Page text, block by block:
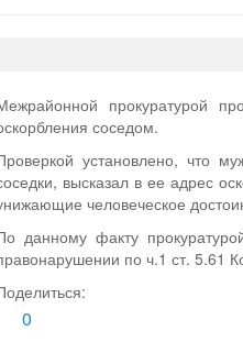
прокуратурой
соседом.
установлено, что
высказал в ее адрес
человеческое
данному факту
по ч.1 ст. 5.61
0